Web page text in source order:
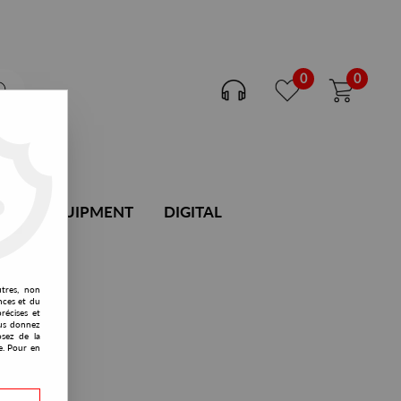
0 0
DJ EQUIPMENT DIGITAL
non
et du
et
donnez
de la
Pour en